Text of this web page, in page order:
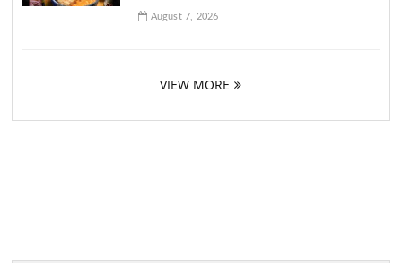
August 7, 2026
VIEW MORE